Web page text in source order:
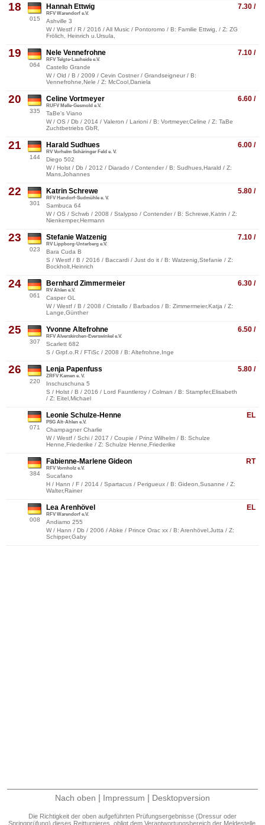
18
015
7.30 /
Hannah Ettwig
RFV Warendorf e.V.
Ashville 3
W / Westf / R / 2016 / All Music / Pontoromo / B: Familie Ettwig, / Z: ZG
Frölich, Heinrich u.Ursula,
19
064
7.10 /
Nele Vennefrohne
RFV Telgte-Lauheide e.V.
Castello Grande
W / Old / B / 2009 / Cevin Costner / Grandseigneur / B:
Vennefrohne,Nele / Z: McCool,Daniela
20
335
6.60 /
Celine Vortmeyer
RUFV Melle-Gesmold e.V.
TaBe's Viano
W / OS / Db / 2014 / Valeron / Larioni / B: Vortmeyer,Celine / Z: TaBe
Zuchtbetriebs GbR,
21
144
6.00 /
Harald Sudhues
RV Vorhelm Schäringer Feld e. V.
Diego 502
W / Holst / Db / 2012 / Diarado / Contender / B: Sudhues,Harald / Z:
Mans,Johannes
22
301
5.80 /
Katrin Schrewe
RFV Handorf-Sudmühle e. V.
Sambuca 64
W / OS / Schwb / 2008 / Stalypso / Contender / B: Schrewe,Katrin / Z:
Nienkemper,Hermann
23
023
7.10 /
Stefanie Watzenig
RV Lippborg-Unterberg e.V.
Bara Cuda B
S / Westf / B / 2016 / Baccardi / Just do it / B: Watzenig,Stefanie / Z:
Bockholt,Heinrich
24
061
6.30 /
Bernhard Zimmermeier
RV Ahlen e.V.
Casper GL
W / Westf / B / 2008 / Cristallo / Barbados / B: Zimmermeier,Katja / Z:
Lange,Günther
25
307
6.50 /
Yvonne Altefrohne
RFV Alverskirchen-Everswinkel e.V.
Scarlett 682
S / Grpf.o.R / FTiSc / 2008 / B: Altefrohne,Inge
26
220
5.80 /
Lenja Papenfuss
ZRFV Kamen e. V.
Inschuschuna 5
S / Holst / B / 2016 / Lord Fauntleroy / Colman / B: Stampfer,Elisabeth
/ Z: Eitel,Michael
071
EL
Leonie Schulze-Henne
PSG Alt-Ahlen e.V.
Champagner Charlie
W / Westf / Schi / 2017 / Coupie / Prinz Wilhelm / B: Schulze
Henne,Friederike / Z: Schulze Henne,Friederike
384
RT
Fabienne-Marlene Gideon
RFV Vornholz e.V.
Sucafano
H / Hann / F / 2014 / Spartacus / Perigueux / B: Gideon,Susanne / Z:
Walter,Rainer
008
EL
Lea Arenhövel
RFV Warendorf e.V.
Andiamo 255
W / Hann / Db / 2006 / Abke / Prince Orac xx / B: Arenhövel,Jutta / Z:
Schipper,Gaby
Nach oben | Impressum | Desktopversion
Die Richtigkeit der oben aufgeführten Prüfungsergebnisse (Dressur oder
Springprüfung) dieses Reitturnieres, obligt dem Verantwortungsbereich der Meldestelle.